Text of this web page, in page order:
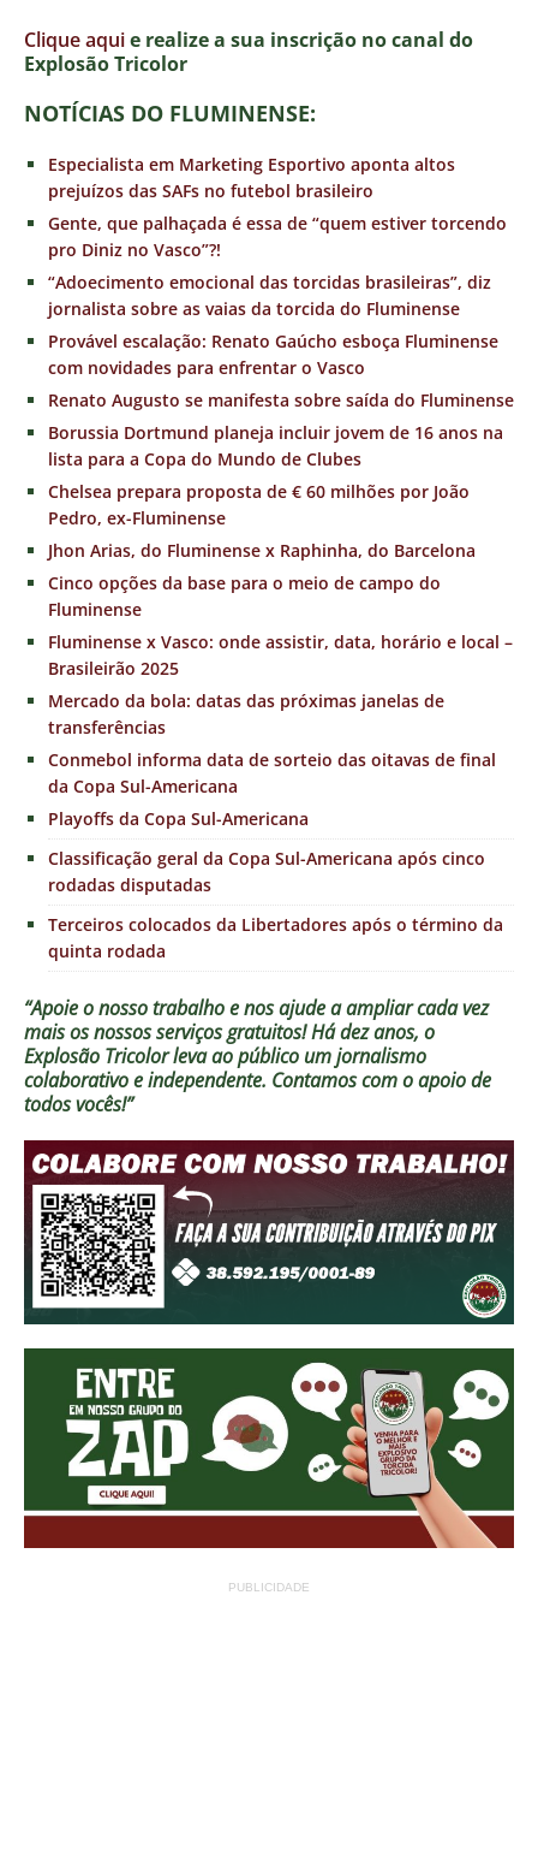
Clique aquie realize a sua inscrição no canal do
Explosão Tricolor
NOTÍCIAS DO FLUMINENSE:
Especialista em Marketing Esportivo aponta altos
prejuízos das SAFs no futebol brasileiro
Gente, que palhaçada é essa de “quem estiver torcendo
pro Diniz no Vasco”?!
“Adoecimento emocional das torcidas brasileiras”, diz
jornalista sobre as vaias da torcida do Fluminense
Provável escalação: Renato Gaúcho esboça Fluminense
com novidades para enfrentar o Vasco
Renato Augusto se manifesta sobre saída do Fluminense
Borussia Dortmund planeja incluir jovem de 16 anos na
lista para a Copa do Mundo de Clubes
Chelsea prepara proposta de € 60 milhões por João
Pedro, ex-Fluminense
Jhon Arias, do Fluminense x Raphinha, do Barcelona
Cinco opções da base para o meio de campo do
Fluminense
Fluminense x Vasco: onde assistir, data, horário e local –
Brasileirão 2025
Mercado da bola: datas das próximas janelas de
transferências
Conmebol informa data de sorteio das oitavas de final
da Copa Sul-Americana
Playoffs da Copa Sul-Americana
Classificação geral da Copa Sul-Americana após cinco
rodadas disputadas
Terceiros colocados da Libertadores após o término da
quinta rodada
“Apoie o nosso trabalho e nos ajude a ampliar cada vez
mais os nossos serviços gratuitos!Há dez anos, o
Explosão Tricolor leva ao público um jornalismo
colaborativo e independente. Contamos com o apoio de
todos vocês!”
PUBLICIDADE